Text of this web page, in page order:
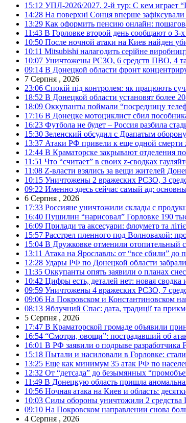
15:12 УПЛ-2026/2027. 2-й тур: С кем играет
14:28 На поверхні Сонця вперше зафіксували
13:29 Как оформить пенсию онлайн:
11:43 В Горловке второй день сообщают о 3-
10:50 После ночной атаки на Киев найден
10:11 Mitsubishi налагодить серійне
10:07 Уничтожены РСЗО, 6 средств ПВО, 4
09:14 В Донецкой области фронт
7 Серпня , 2026
23:06 Спокій під контролем: як працюють
18:52 В Донецкой области установят более
18:09 Оккупанты поймали “посредницу
17:16 В Донецке мотоциклист сбил
16:23 Футбола не будет – Россия разбила
15:30 Зеленский обсудил с Драпатым
13:37 Атаки РФ привели к еще одной смерти
12:44 В Краматорске закрывают отделения
11:51 Что “считает” в своих z-сводках
11:08 Z-власти взялись за вещи жителей
10:15 Уничтожены 2 вражеских РСЗО, 3
09:22 Именно здесь сейчас самый ад:
6 Серпня , 2026
17:33 Россияне уничтожили склады с
16:40 Пушилин “нарисовал” Горловке 190
16:09 Прилади та аксесуари: флоуметр та
15:57 Расстрел пленного под Волновахой:
15:04 В Дружковке отменили отопительный
13:11 Атака на Ярославль: от “все сбили”
12:28 Удары РФ по Донецкой области
11:35 Оккупанты опять заявили о планах
10:42 Цифры есть, деталей нет: новая
09:59 Уничтожены 4 вражеских РСЗО, 7
09:06 На Покровском и Константиновском
08:13 Яблучний Спас: дата, традиції та
5 Серпня , 2026
17:47 В Краматорской громаде объявили
16:54 “Смотри, овощи”: пострадавший об
16:01 В РФ заявили о подрыве разработчика
15:18 Пытали и насиловали в Горловке:
13:25 Еще как минимум 35 атак РФ по
12:32 От “детсада” до безымянных
11:49 В Донецкую область пришла
10:56 Ночная атака на Киев и область:
10:03 Силы обороны уничтожили 2 средства
09:10 На Покровском направлении снова
4 Серпня , 2026